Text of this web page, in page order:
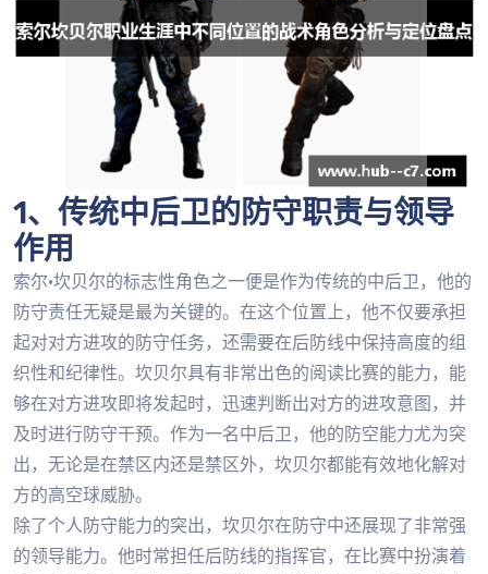
1、传统中后卫的防守职责与领导
作用
索尔·坎贝尔的标志性角色之一便是作为传统的中后卫，他的
防守责任无疑是最为关键的。在这个位置上，他不仅要承担
起对对方进攻的防守任务，还需要在后防线中保持高度的组
织性和纪律性。坎贝尔具有非常出色的阅读比赛的能力，能
够在对方进攻即将发起时，迅速判断出对方的进攻意图，并
及时进行防守干预。作为一名中后卫，他的防空能力尤为突
出，无论是在禁区内还是禁区外，坎贝尔都能有效地化解对
方的高空球威胁。
除了个人防守能力的突出，坎贝尔在防守中还展现了非常强
的领导能力。他时常担任后防线的指挥官，在比赛中扮演着